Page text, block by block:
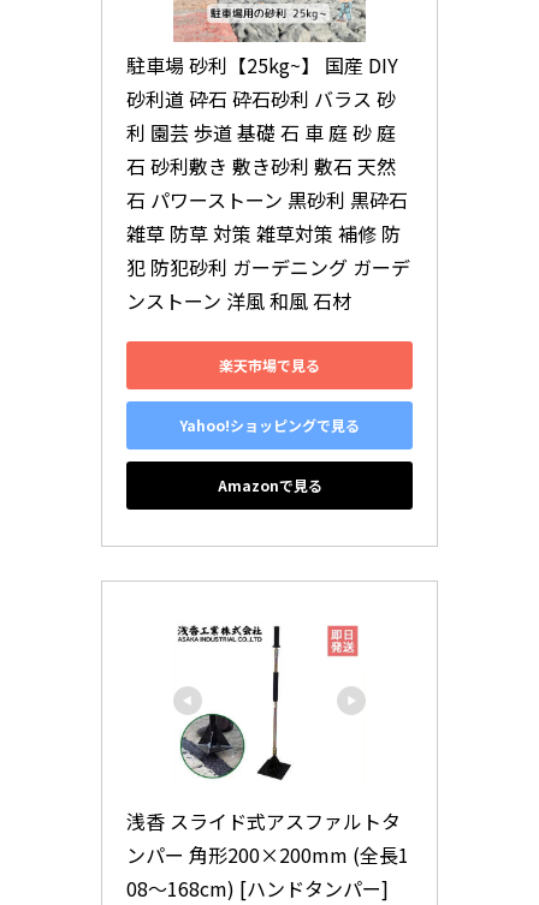
駐車場 砂利【25kg~】 国産 DIY
砂利道 砕石 砕石砂利 バラス 砂
利 園芸 歩道 基礎 石 車 庭 砂 庭
石 砂利敷き 敷き砂利 敷石 天然
石 パワーストーン 黒砂利 黒砕石
雑草 防草 対策 雑草対策 補修 防
犯 防犯砂利 ガーデニング ガーデ
ンストーン 洋風 和風 石材
楽天市場で見る
Yahoo!ショッピングで見る
Amazonで見る
浅香 スライド式アスファルトタ
ンパー 角形200×200mm (全長1
08〜168cm) [ハンドタンパー]